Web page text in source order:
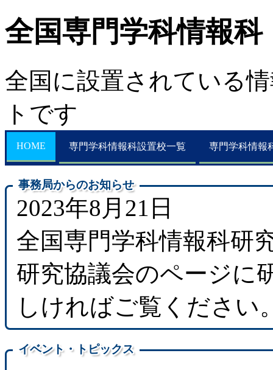
全国専門学科情報科
全国に設置されている
トです
HOME 専門学科情報科設置校一覧 専門学科情報
事務局からのお知らせ
2023年8月21日
全国専門学科情報科研
研究協議会のページに
しければご覧ください
イベント・トピックス